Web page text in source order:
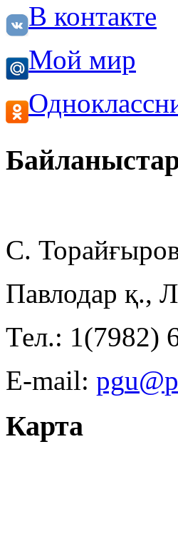
В контакте
Мой мир
С.
Павлодар қ.,
Тел.: 1(7982)
E-mail:
Карта